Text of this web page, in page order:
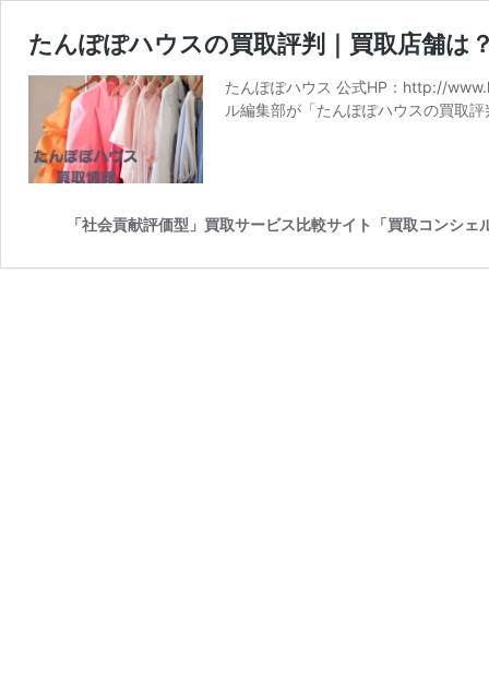
たんぽぽハウスの買取評判｜買取店舗は
たんぽぽハウス 公式HP：http://
ル編集部が「たんぽぽハウスの買取
「社会貢献評価型」買取サービス比較サイト「買取コンシェ